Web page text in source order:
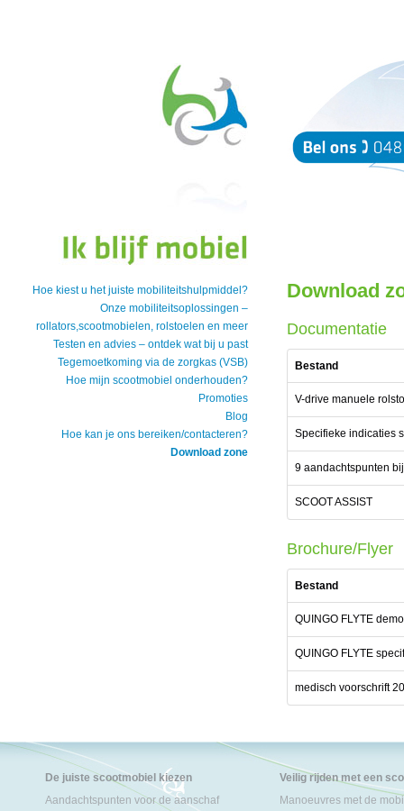
Hoe kiest u het juiste mobiliteitshulpmiddel?
Onze mobiliteitsoplossingen –
rollators,scootmobielen, rolstoelen en meer
Testen en advies – ontdek wat bij u past
Tegemoetkoming via de zorgkas (VSB)
Hoe mijn scootmobiel onderhouden?
Promoties
Blog
Hoe kan je ons bereiken/contacteren?
Download zone
Download
Documentatie
Bestand
V-drive manuele
Specifieke indicaties
9 aandachtspunten
SCOOT ASSIST
Brochure/Flyer
Bestand
QUINGO FLYTE demo
QUINGO FLYTE
medisch voorschrift
De juiste scootmobiel kiezen
Aandachtspunten voor de aanschaf
Veilig rijden met een
Manoeuvres met de